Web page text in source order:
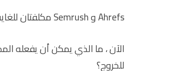
Ahrefs و Semrush مكلفتان للغاية وتقدمان أفضل خدمة.
الآن ، ما الذي يمكن أن يفعله
للخروج؟